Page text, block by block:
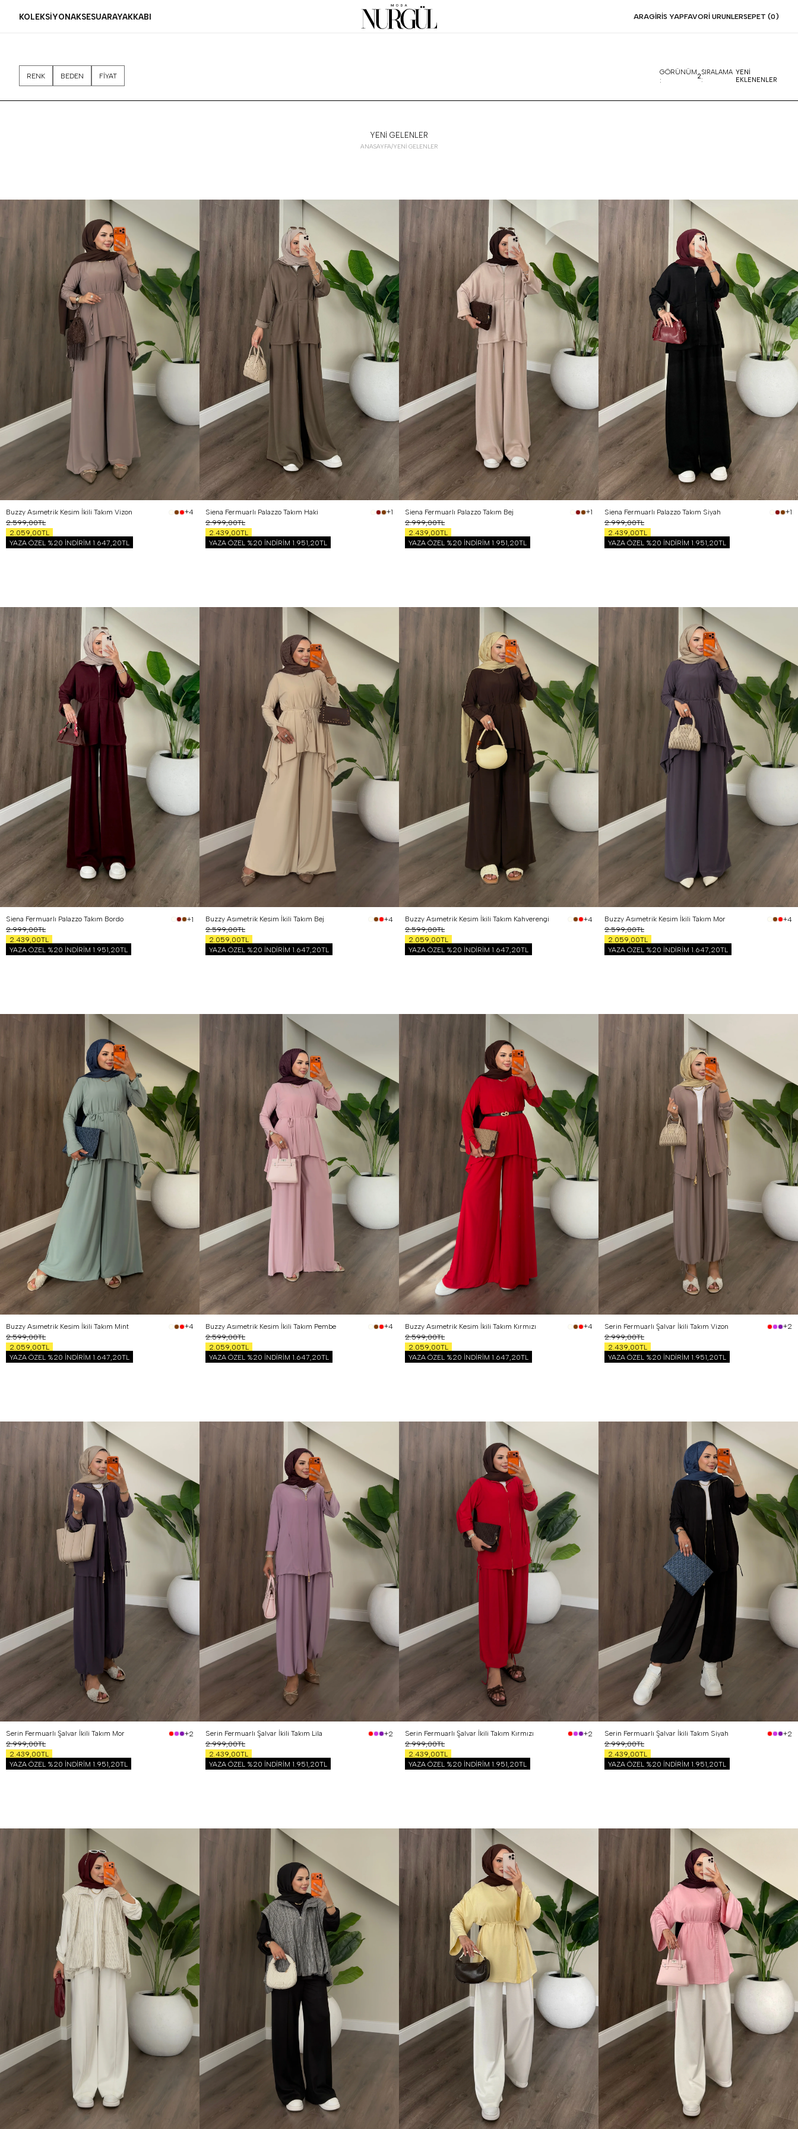
KOLEKSİYONAKSESUARAYAKKABI ARAGIRIS YAPFAVORI URUNLERSEPET (0 )
RENK BEDEN FİYAT
GÖRÜNÜM
:
2SIRALAMA
:
YENİ
EKLENENLER
YENİ GELENLER
ANASAYFA/YENİ GELENLER
1 Beden (36-38)2 Beden (40-42)
Buzzy Asımetrik Kesim İkili Takım Vizon
+4
2.599,00TL
2.059,00TL
YAZA ÖZEL %20 İNDİRİM 1.647,20TL
Siena Fermuarlı Palazzo Takım Haki
+1
2.999,00TL
2.439,00TL
YAZA ÖZEL %20 İNDİRİM 1.951,20TL
Siena Fermuarlı Palazzo Takım Bej
+1
2.999,00TL
2.439,00TL
YAZA ÖZEL %20 İNDİRİM 1.951,20TL
Siena Fermuarlı Palazzo Takım Siyah
+1
2.999,00TL
2.439,00TL
YAZA ÖZEL %20 İNDİRİM 1.951,20TL
Siena Fermuarlı Palazzo Takım Bordo
+1
2.999,00TL
2.439,00TL
YAZA ÖZEL %20 İNDİRİM 1.951,20TL
2 Beden (40-42)
Buzzy Asımetrik Kesim İkili Takım Bej
+4
2.599,00TL
2.059,00TL
YAZA ÖZEL %20 İNDİRİM 1.647,20TL
2 Beden (40-42)
Buzzy Asımetrik Kesim İkili Takım Kahverengi
+4
2.599,00TL
2.059,00TL
YAZA ÖZEL %20 İNDİRİM 1.647,20TL
Buzzy Asımetrik Kesim İkili Takım Mor
+4
2.599,00TL
2.059,00TL
YAZA ÖZEL %20 İNDİRİM 1.647,20TL
Buzzy Asımetrik Kesim İkili Takım Mint
+4
2.599,00TL
2.059,00TL
YAZA ÖZEL %20 İNDİRİM 1.647,20TL
2 Beden (40-42)
Buzzy Asımetrik Kesim İkili Takım Pembe
+4
2.599,00TL
2.059,00TL
YAZA ÖZEL %20 İNDİRİM 1.647,20TL
Buzzy Asımetrik Kesim İkili Takım Kırmızı
+4
2.599,00TL
2.059,00TL
YAZA ÖZEL %20 İNDİRİM 1.647,20TL
2 Beden (40-42)
Serin Fermuarlı Şalvar İkili Takım Vizon
+2
2.999,00TL
2.439,00TL
YAZA ÖZEL %20 İNDİRİM 1.951,20TL
2 Beden (40-42)
Serin Fermuarlı Şalvar İkili Takım Mor
+2
2.999,00TL
2.439,00TL
YAZA ÖZEL %20 İNDİRİM 1.951,20TL
2 Beden (40-42)
Serin Fermuarlı Şalvar İkili Takım Lila
+2
2.999,00TL
2.439,00TL
YAZA ÖZEL %20 İNDİRİM 1.951,20TL
1 Beden (36-38) 2 Beden (40-42)
Serin Fermuarlı Şalvar İkili Takım Kırmızı
+2
2.999,00TL
2.439,00TL
YAZA ÖZEL %20 İNDİRİM 1.951,20TL
1 Beden (36-38)2 Beden (40-42)
Serin Fermuarlı Şalvar İkili Takım Siyah
+2
2.999,00TL
2.439,00TL
YAZA ÖZEL %20 İNDİRİM 1.951,20TL